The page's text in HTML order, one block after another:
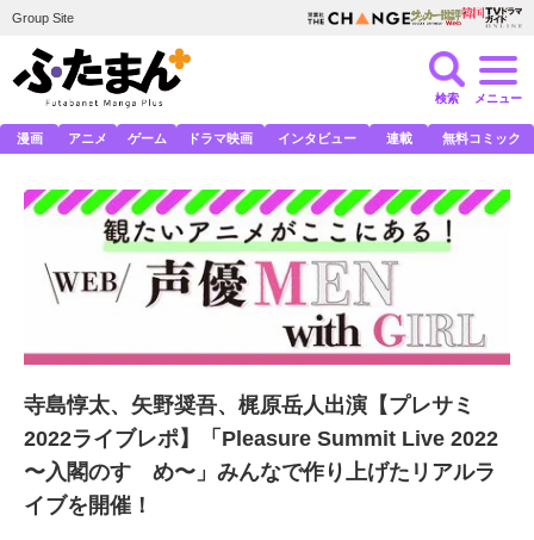
Group Site
検索 メニュー
漫画 アニメ ゲーム ドラマ映画 インタビュー 連載 無料コミック
寺島惇太、矢野奨吾、梶原岳人出演【プレサミ
2022ライブレポ】「Pleasure Summit Live 2022
〜入閣のすゝめ〜」みんなで作り上げたリアルラ
イブを開催！